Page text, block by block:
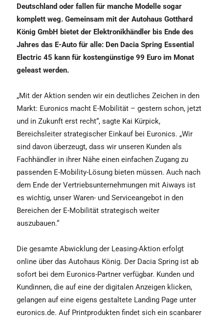
Deutschland oder fallen für manche Modelle sogar
komplett weg. Gemeinsam mit der Autohaus Gotthard
König GmbH bietet der Elektronikhändler bis Ende des
Jahres das E-Auto für alle: Den Dacia Spring Essential
Electric 45 kann für kostengünstige 99 Euro im Monat
geleast werden.
„Mit der Aktion senden wir ein deutliches Zeichen in den
Markt: Euronics macht E-Mobilität – gestern schon, jetzt
und in Zukunft erst recht“, sagte Kai Kürpick,
Bereichsleiter strategischer Einkauf bei Euronics. „Wir
sind davon überzeugt, dass wir unseren Kunden als
Fachhändler in ihrer Nähe einen einfachen Zugang zu
passenden E-Mobility-Lösung bieten müssen. Auch nach
dem Ende der Vertriebsunternehmungen mit Aiways ist
es wichtig, unser Waren- und Serviceangebot in den
Bereichen der E-Mobilität strategisch weiter
auszubauen.“
Die gesamte Abwicklung der Leasing-Aktion erfolgt
online über das Autohaus König. Der Dacia Spring ist ab
sofort bei dem Euronics-Partner verfügbar. Kunden und
Kundinnen, die auf eine der digitalen Anzeigen klicken,
gelangen auf eine eigens gestaltete Landing Page unter
euronics.de. Auf Printprodukten findet sich ein scanbarer